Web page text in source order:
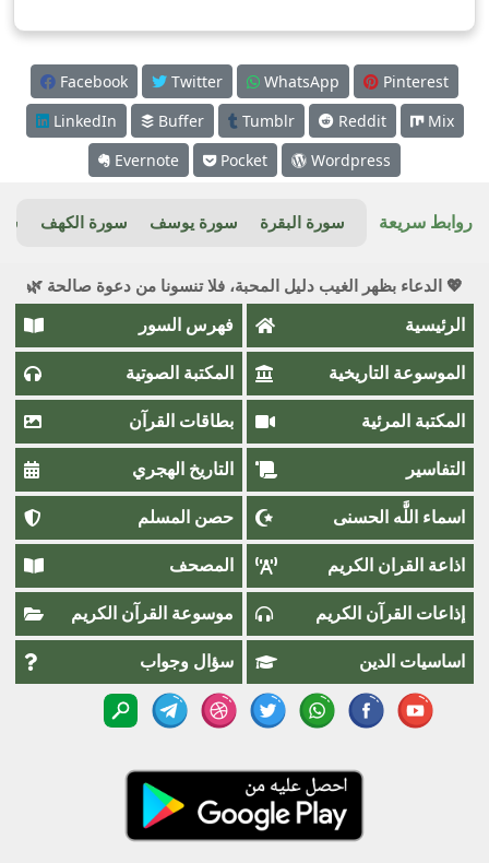
Facebook Twitter WhatsApp
Pinterest
LinkedIn
Buffer Tumblr Reddit
Mix
Evernote
Pocket Wordpress
روابط سريعة سورة البقرة سورة يوسف سورة الكهف
💖 الدعاء بظهر الغيب دليل المحبة، فلا تنسونا من دعوة صالحة 🌿
الرئيسية فهرس السور
الموسوعة التاريخية المكتبة الصوتية
المكتبة المرئية بطاقات القرآن
التفاسير التاريخ الهجري
اسماء اللَّٰه الحسنى حصن المسلم
اذاعة القران الكريم المصحف
إذاعات القرآن الكريم موسوعة القرآن الكريم
اساسيات الدين سؤال وجواب